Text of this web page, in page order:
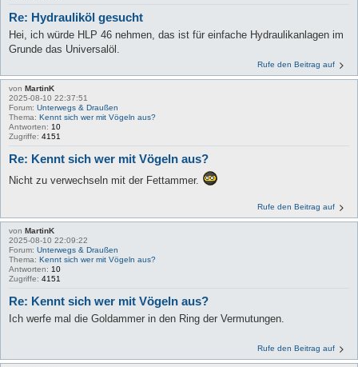
Re: Hydrauliköl gesucht
Hei, ich würde HLP 46 nehmen, das ist für einfache Hydraulikanlagen im
Grunde das Universalöl.
Rufe den Beitrag auf
von MartinK
2025-08-10 22:37:51
Forum: Unterwegs & Draußen
Thema: Kennt sich wer mit Vögeln aus?
Antworten: 10
Zugriffe: 4151
Re: Kennt sich wer mit Vögeln aus?
Nicht zu verwechseln mit der Fettammer.
Rufe den Beitrag auf
von MartinK
2025-08-10 22:09:22
Forum: Unterwegs & Draußen
Thema: Kennt sich wer mit Vögeln aus?
Antworten: 10
Zugriffe: 4151
Re: Kennt sich wer mit Vögeln aus?
Ich werfe mal die Goldammer in den Ring der Vermutungen.
Rufe den Beitrag auf